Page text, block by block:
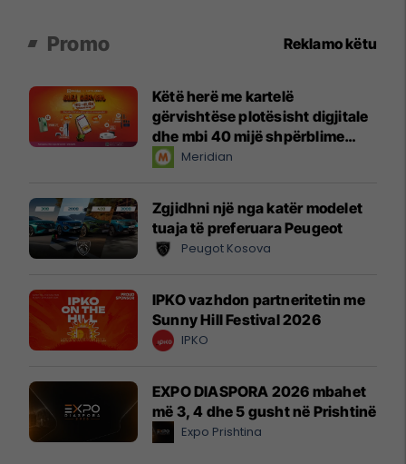
Promo Reklamo këtu
Këtë herë me kartelë
gërvishtëse plotësisht digjitale
dhe mbi 40 mijë shpërblime
instant!Meridian
Zgjidhni një nga katër modelet
tuaja të preferuara Peugeot
Peugot Kosova
IPKO vazhdon partneritetin me
Sunny Hill Festival 2026
IPKO
EXPO DIASPORA 2026 mbahet
më 3, 4 dhe 5 gusht në Prishtinë
Expo Prishtina